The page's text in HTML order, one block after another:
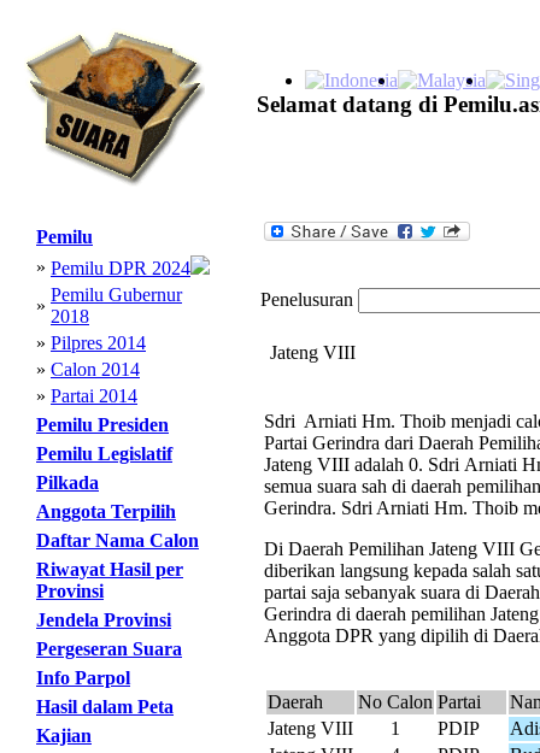
Selamat datang di
Pemilu
» Pemilu DPR 2024
»
Pemilu Gubernur
2018
» Pilpres 2014
» Calon 2014
» Partai 2014
Pemilu Presiden
Pemilu Legislatif
Pilkada
Anggota Terpilih
Daftar Nama Calon
Riwayat Hasil per
Provinsi
Jendela Provinsi
Pergeseran Suara
Info Parpol
Hasil dalam Peta
Kajian
Penelusuran
Jateng VIII
Sdri Arniati Hm. Thoib menjadi
Partai Gerindra dari Daerah
Jateng VIII adalah 0. Sdri Arniati
semua suara sah di daerah
Gerindra. Sdri Arniati Hm. Thoib
Di Daerah Pemilihan Jateng VIII
diberikan langsung kepada salah
partai saja sebanyak suara di
Gerindra di daerah pemilihan
Anggota DPR yang dipilih di
Daerah No Calon Partai
Jateng VIII
1 PDIP